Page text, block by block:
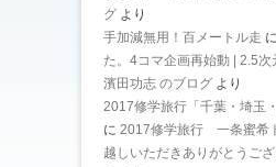
グ より
手加減無用！百メートル走 に
た。4コマ企画再始動 | 2.5
濱田功志 のブログ より
2017修学旅行「千葉・埼玉
に 2017修学旅行 一条蜜希
越しいただきありがとうご